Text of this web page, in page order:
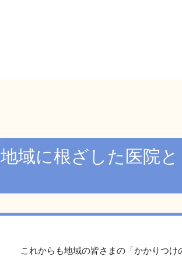
地域に根ざした医院
これからも地域の皆さまの「かかりつけ